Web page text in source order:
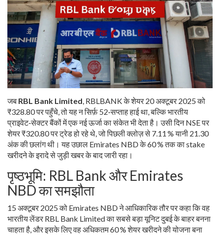
जब RBL Bank Limited, RBLBANKके शेयर 20 अक्टूबर 2025 को
₹328.80 पर पहुँचे, तो यह न सिर्फ़ 52‑सप्ताह हाई था, बल्कि भारतीय
प्राइवेट‑सेक्टर बैंकों में एक नई ऊर्जा का संकेत भी देता है। उसी दिन NSE पर
शेयर ₹320.80 पर ट्रेड हो रहे थे, जो पिछली क्लोज़ से 7.11 % यानी 21.30
अंक की छलांग थी। यह उछाल Emirates NBDके 60 % तक का stake
खरीदने के इरादे से जुड़ी खबर के बाद जारी रहा।
पृष्ठभूमि: RBL Bank और Emirates
NBD का समझौता
15 अक्टूबर 2025 को Emirates NBDने आधिकारिक तौर पर कहा कि वह
भारतीय लेंडर RBL Bank Limitedका सबसे बड़ा यूनिट दुबई के बाहर बनना
चाहता है, और इसके लिए वह अधिकतम 60 % शेयर खरीदने की योजना बना